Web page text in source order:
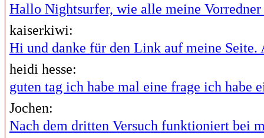
Hallo Nightsurfer, wie alle meine
kaiserkiwi:
Hi und danke für den Link auf meine
heidi hesse:
guten tag ich habe mal eine frage ich habe
Jochen:
Nach dem dritten Versuch funktioniert bei